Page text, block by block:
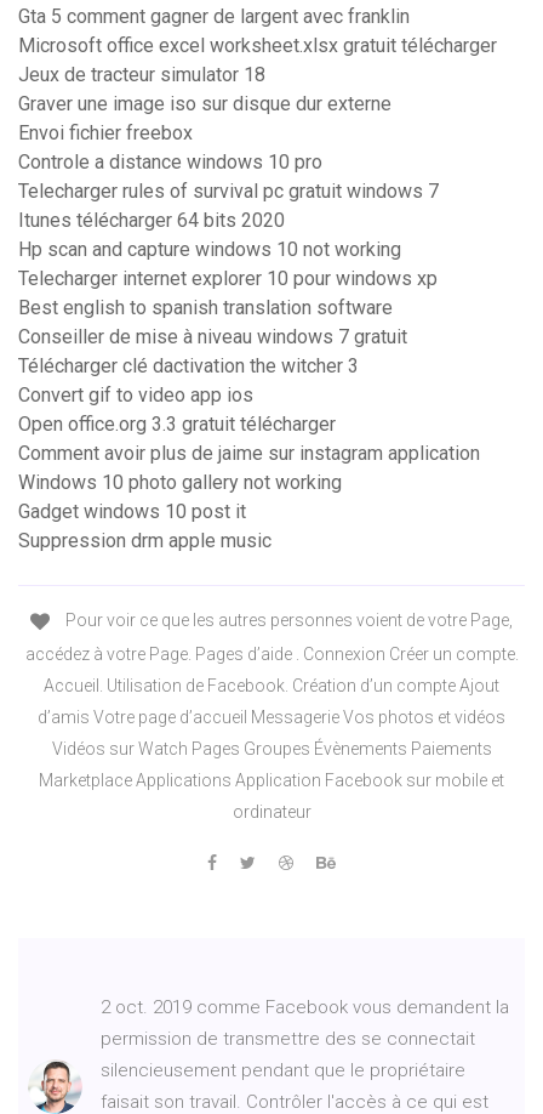
Gta 5 comment gagner de largent avec franklin
Microsoft office excel worksheet.xlsx gratuit télécharger
Jeux de tracteur simulator 18
Graver une image iso sur disque dur externe
Envoi fichier freebox
Controle a distance windows 10 pro
Telecharger rules of survival pc gratuit windows 7
Itunes télécharger 64 bits 2020
Hp scan and capture windows 10 not working
Telecharger internet explorer 10 pour windows xp
Best english to spanish translation software
Conseiller de mise à niveau windows 7 gratuit
Télécharger clé dactivation the witcher 3
Convert gif to video app ios
Open office.org 3.3 gratuit télécharger
Comment avoir plus de jaime sur instagram application
Windows 10 photo gallery not working
Gadget windows 10 post it
Suppression drm apple music
Pour voir ce que les autres personnes voient de votre Page,
accédez à votre Page. Pages d’aide . Connexion Créer un compte.
Accueil. Utilisation de Facebook. Création d’un compte Ajout
d’amis Votre page d’accueil Messagerie Vos photos et vidéos
Vidéos sur Watch Pages Groupes Évènements Paiements
Marketplace Applications Application Facebook sur mobile et
ordinateur
2 oct. 2019 comme Facebook vous demandent la
permission de transmettre des se connectait
silencieusement pendant que le propriétaire
faisait son travail. Contrôler l'accès à ce qui est